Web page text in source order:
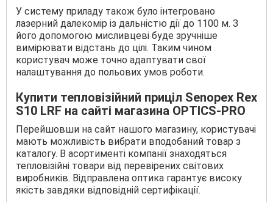
У систему приладу також було інтегровано
лазерний далекомір із дальністю дії до 1100 м. З
його допомогою мисливцеві буде зручніше
вимірювати відстань до цілі. Таким чином
користувач може точно адаптувати свої
налаштування до польових умов роботи.
Купити тепловізійний приціл Senopex Rex
S10 LRF на сайті магазина OPTICS-PRO
Перейшовши на сайт нашого магазину, користувачі
мають можливість вибрати вподобаний товар з
каталогу. В асортименті компанії знаходяться
тепловізійні товари від перевірених світових
виробників. Відправлена оптика гарантує високу
якість завдяки відповідній сертифікації.